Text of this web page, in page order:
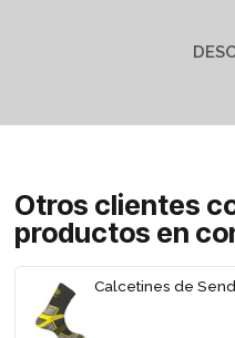
Otros clientes
productos en
Calcetines de